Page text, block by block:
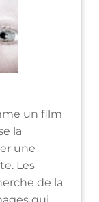
un film
la
une
Les
de la
qui